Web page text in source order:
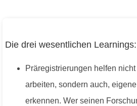
Die drei wesentlichen Learnings:
Präregistrierungen helfen
arbeiten, sondern auch,
erkennen. Wer seinen